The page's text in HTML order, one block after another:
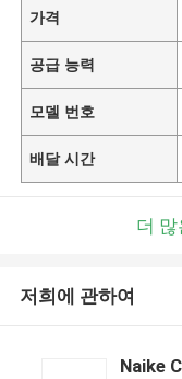
가격
공급 능력
모델 번호
배달 시간
더
저희에 관하여
Naike